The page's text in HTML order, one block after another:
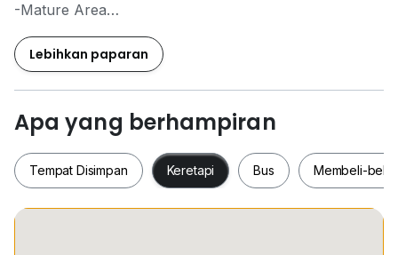
-Mature Area
-Build-up : 7040SF
Selling Price: RM2,650,000
ERIC THAM 0*****
Lebihkan paparan
Apa yang berhampiran
Tempat Disimpan Keretapi Bus Membeli-